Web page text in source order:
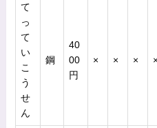
て
っ
て
い
こ
う
せ
ん
鋼
40
00
円
× × × ×